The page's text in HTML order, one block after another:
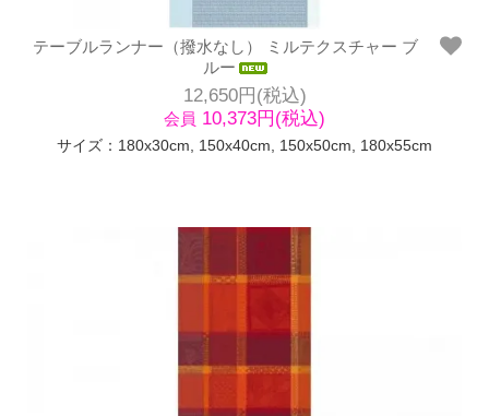
テーブルランナー（撥水なし） ミルテクスチャー ブ
ルー
12,650円(税込)
会員 10,373円(税込)
サイズ：180x30cm, 150x40cm, 150x50cm, 180x55cm